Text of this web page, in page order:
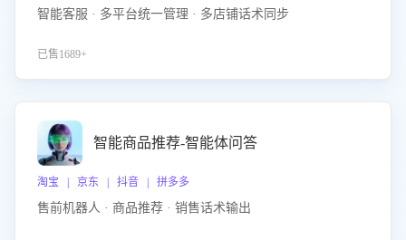
智能客服 · 多平台统一管理 · 多店铺话术同步
已售1689+
智能商品推荐-智能体问答
淘宝 | 京东 | 抖音 | 拼多多
售前机器人 · 商品推荐 · 销售话术输出